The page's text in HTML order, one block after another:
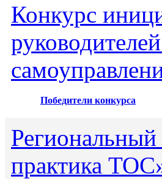
Конкурс
Победители конкурса
практика